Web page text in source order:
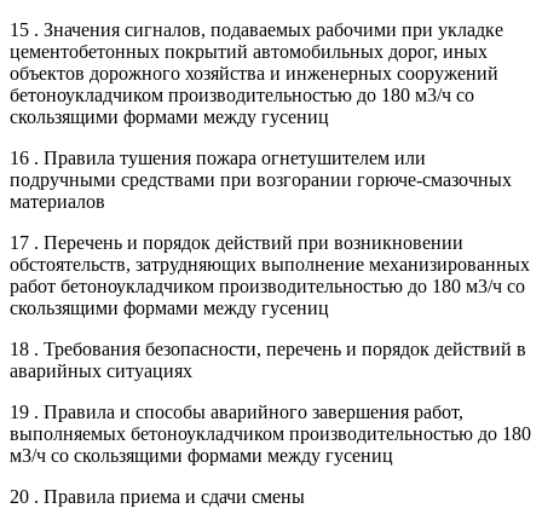
15 . Значения сигналов, подаваемых рабочими при укладке
цементобетонных покрытий автомобильных дорог, иных
объектов дорожного хозяйства и инженерных сооружений
бетоноукладчиком производительностью до 180 м3/ч со
скользящими формами между гусениц
16 . Правила тушения пожара огнетушителем или
подручными средствами при возгорании горюче-смазочных
материалов
17 . Перечень и порядок действий при возникновении
обстоятельств, затрудняющих выполнение механизированных
работ бетоноукладчиком производительностью до 180 м3/ч со
скользящими формами между гусениц
18 . Требования безопасности, перечень и порядок действий в
аварийных ситуациях
19 . Правила и способы аварийного завершения работ,
выполняемых бетоноукладчиком производительностью до 180
м3/ч со скользящими формами между гусениц
20 . Правила приема и сдачи смены